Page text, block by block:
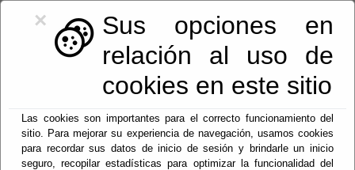
×
Sus opciones en
relación al uso de
cookies en este sitio
Las cookies son importantes para el correcto funcionamiento del
sitio. Para mejorar su experiencia de navegación, usamos cookies
para recordar sus datos de inicio de sesión y brindarle un inicio
seguro, recopilar estadísticas para optimizar la funcionalidad del
950.42.46.54 | registro@lucar.es